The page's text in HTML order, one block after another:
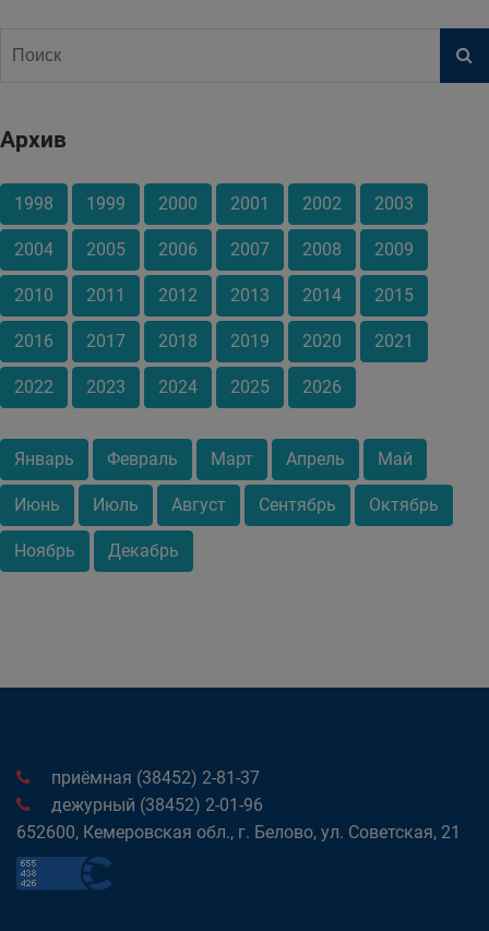
Архив
1998 1999 2000 2001 2002 2003
2004 2005 2006 2007 2008 2009
2010 2011 2012 2013 2014 2015
2016 2017 2018 2019 2020 2021
2022 2023 2024 2025 2026
Январь Февраль Март Апрель Май
Июнь Июль Август Сентябрь Октябрь
Ноябрь Декабрь
приёмная (38452) 2-81-37
дежурный (38452) 2-01-96
652600, Кемеровская обл., г. Белово, ул. Советская, 21